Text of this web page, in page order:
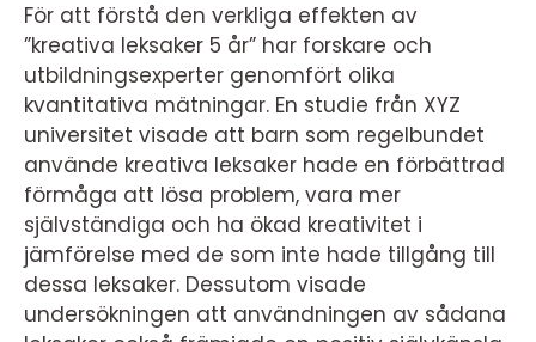
För att förstå den verkliga effekten av
”kreativa leksaker 5 år” har forskare och
utbildningsexperter genomfört olika
kvantitativa mätningar. En studie från XYZ
universitet visade att barn som regelbundet
använde kreativa leksaker hade en förbättrad
förmåga att lösa problem, vara mer
självständiga och ha ökad kreativitet i
jämförelse med de som inte hade tillgång till
dessa leksaker. Dessutom visade
undersökningen att användningen av sådana